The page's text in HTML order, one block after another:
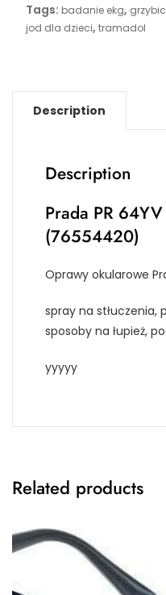
Tags: badanie ekg,
jod dla dzieci, tramadol
Description
Description
Prada PR
(76554420)
Oprawy okularowe
spray na stłuczenia,
sposoby na łupież,
yyyyy
Related products